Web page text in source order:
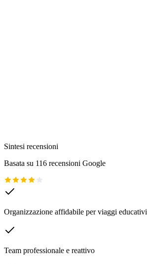
Sintesi recensioni
Basata su 116 recensioni Google
Organizzazione affidabile per viaggi educativi
Team professionale e reattivo